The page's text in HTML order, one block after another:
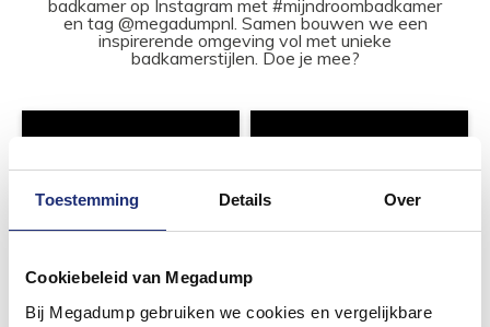
Toestemming Details Over
Cookiebeleid van Megadump
Bij Megadump gebruiken we cookies en vergelijkbare
badkamer op Instagram met #mijndroombadkamer
en tag @megadumpnl. Samen bouwen we een
inspirerende omgeving vol met unieke
badkamerstijlen. Doe je mee?